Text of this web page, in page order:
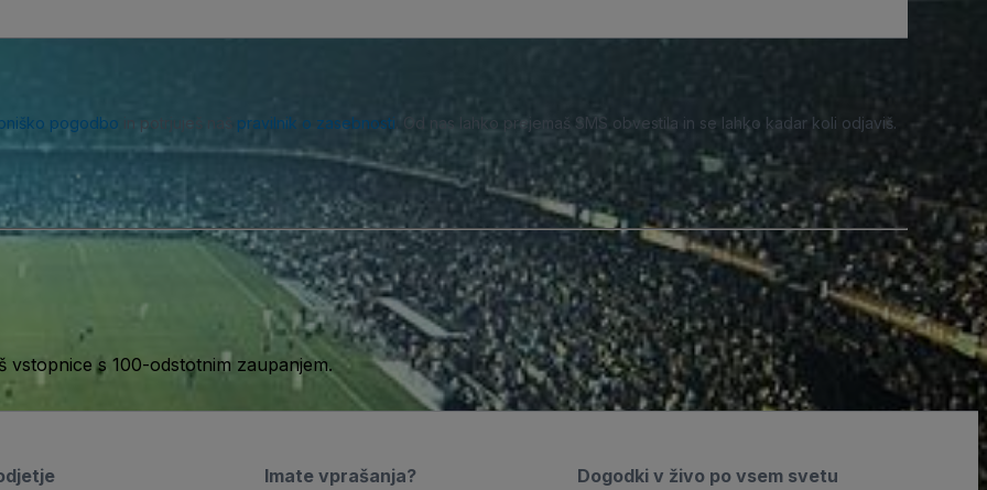
pogodbo in potrjuješ naš pravilnik o zasebnosti . Od nas lahko prejemaš SMS obvestila in se lahko kadar koli odjaviš.
s 100-odstotnim zaupanjem.
Dogodki v živo po vsem svetu
Imate vprašanja?